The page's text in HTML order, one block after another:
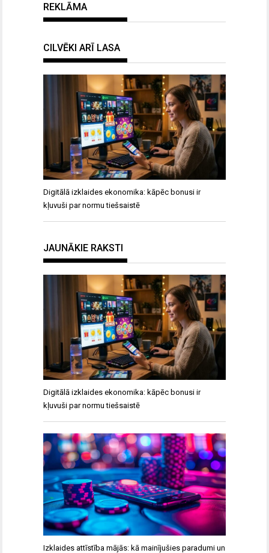
REKLĀMA
CILVĒKI ARĪ LASA
Digitālā izklaides ekonomika: kāpēc bonusi ir
kļuvuši par normu tiešsaistē
JAUNĀKIE RAKSTI
Digitālā izklaides ekonomika: kāpēc bonusi ir
kļuvuši par normu tiešsaistē
Izklaides attīstība mājās: kā mainījušies paradumi un